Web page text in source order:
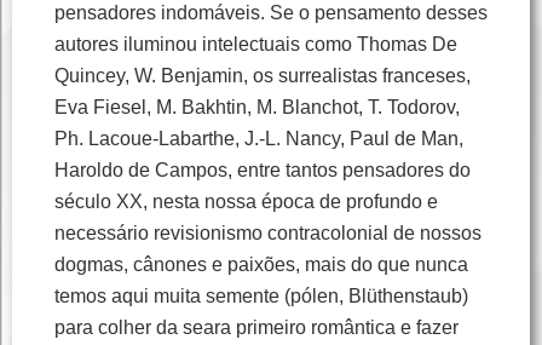
pensadores indomáveis. Se o pensamento desses
autores iluminou intelectuais como Thomas De
Quincey, W. Benjamin, os surrealistas franceses,
Eva Fiesel, M. Bakhtin, M. Blanchot, T. Todorov,
Ph. Lacoue-Labarthe, J.-L. Nancy, Paul de Man,
Haroldo de Campos, entre tantos pensadores do
século XX, nesta nossa época de profundo e
necessário revisionismo contracolonial de nossos
dogmas, cânones e paixões, mais do que nunca
temos aqui muita semente (pólen, Blüthenstaub)
para colher da seara primeiro romântica e fazer